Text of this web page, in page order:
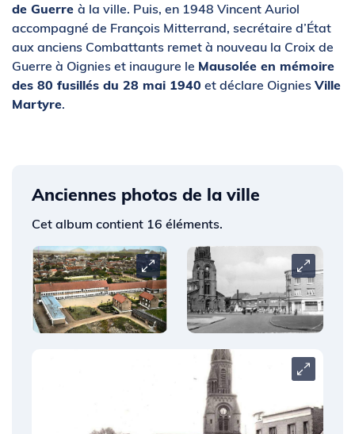
de Guerre à la ville. Puis, en 1948 Vincent Auriol
accompagné de François Mitterrand, secrétaire d’État
aux anciens Combattants remet à nouveau la Croix de
Guerre à Oignies et inaugure le Mausolée en mémoire
des 80 fusillés du 28 mai 1940 et déclare Oignies Ville
Martyre.
Anciennes photos de la ville
Cet album contient 16 éléments.
Carrousel Carrousel
Carrousel